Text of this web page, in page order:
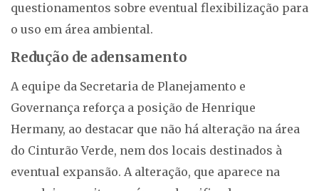
questionamentos sobre eventual flexibilização para
o uso em área ambiental.
Redução de adensamento
A equipe da Secretaria de Planejamento e
Governança reforça a posição de Henrique
Hermany, ao destacar que não há alteração na área
do Cinturão Verde, nem dos locais destinados à
eventual expansão. A alteração, que aparece na